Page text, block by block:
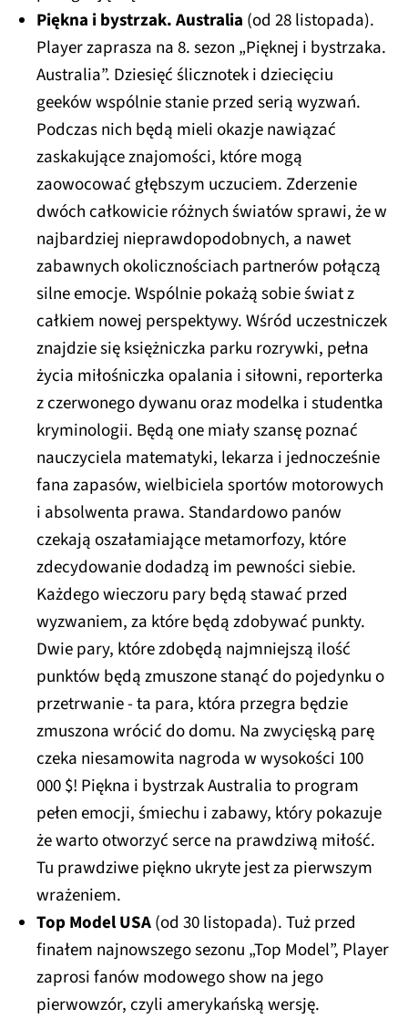
Piękna i bystrzak. Australia (od 28 listopada).
Player zaprasza na 8. sezon „Pięknej i bystrzaka.
Australia”. Dziesięć ślicznotek i dziecięciu
geeków wspólnie stanie przed serią wyzwań.
Podczas nich będą mieli okazje nawiązać
zaskakujące znajomości, które mogą
zaowocować głębszym uczuciem. Zderzenie
dwóch całkowicie różnych światów sprawi, że w
najbardziej nieprawdopodobnych, a nawet
zabawnych okolicznościach partnerów połączą
silne emocje. Wspólnie pokażą sobie świat z
całkiem nowej perspektywy. Wśród uczestniczek
znajdzie się księżniczka parku rozrywki, pełna
życia miłośniczka opalania i siłowni, reporterka
z czerwonego dywanu oraz modelka i studentka
kryminologii. Będą one miały szansę poznać
nauczyciela matematyki, lekarza i jednocześnie
fana zapasów, wielbiciela sportów motorowych
i absolwenta prawa. Standardowo panów
czekają oszałamiające metamorfozy, które
zdecydowanie dodadzą im pewności siebie.
Każdego wieczoru pary będą stawać przed
wyzwaniem, za które będą zdobywać punkty.
Dwie pary, które zdobędą najmniejszą ilość
punktów będą zmuszone stanąć do pojedynku o
przetrwanie - ta para, która przegra będzie
zmuszona wrócić do domu. Na zwycięską parę
czeka niesamowita nagroda w wysokości 100
000 $! Piękna i bystrzak Australia to program
pełen emocji, śmiechu i zabawy, który pokazuje
że warto otworzyć serce na prawdziwą miłość.
Tu prawdziwe piękno ukryte jest za pierwszym
wrażeniem.
Top Model USA(od 30 listopada). Tuż przed
finałem najnowszego sezonu „Top Model”, Player
zaprosi fanów modowego show na jego
pierwowzór, czyli amerykańską wersję.